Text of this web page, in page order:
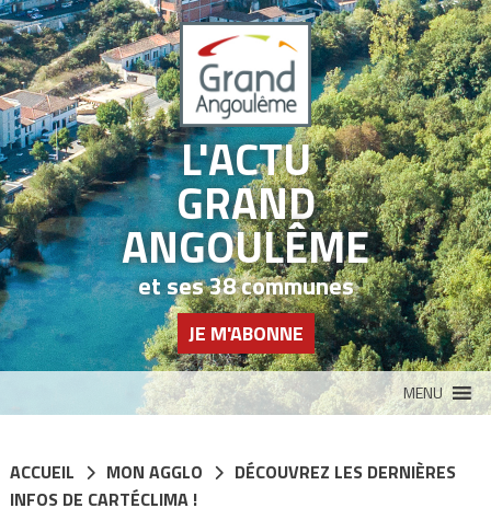
L'ACTU
GRAND
ANGOULÊME
et ses 38 communes
JE M'ABONNE
MENU
ACCUEIL MON AGGLO
DÉCOUVREZ LES DERNIÈRES
INFOS DE CARTÉCLIMA !
Panneau de gestion des cookies